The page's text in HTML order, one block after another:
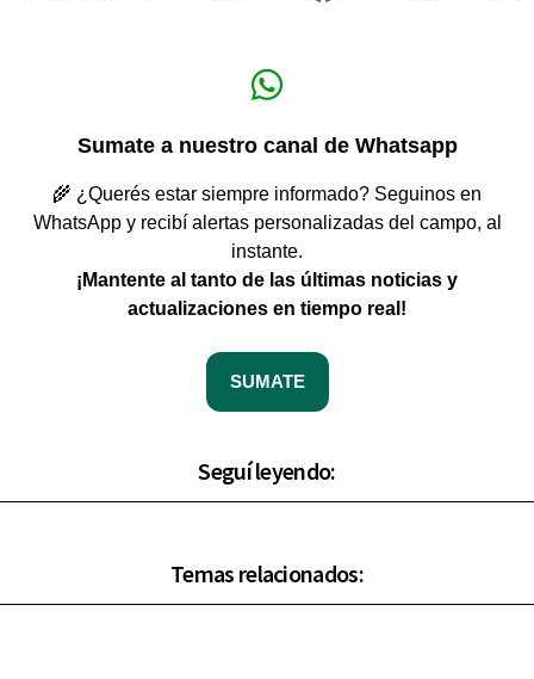
Sumate a nuestro canal de Whatsapp
🌾 ¿Querés estar siempre informado? Seguinos en
WhatsApp y recibí alertas personalizadas del campo, al
instante.
¡Mantente al tanto de las últimas noticias y
actualizaciones en tiempo real!
SUMATE
Seguí leyendo:
Temas relacionados: